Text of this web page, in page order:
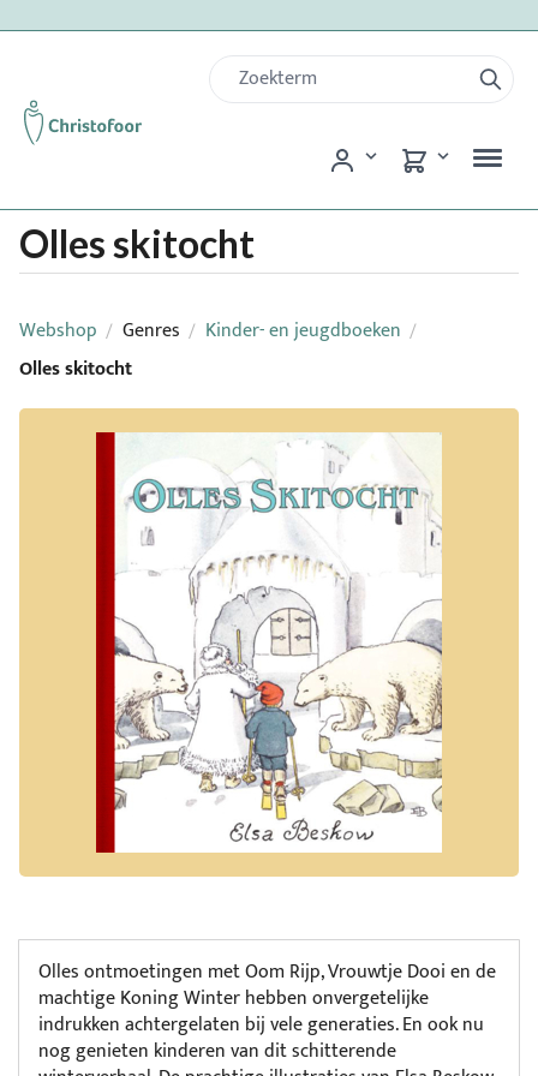
Olles skitocht
Webshop / Genres / Kinder- en jeugdboeken /
Olles skitocht
Olles ontmoetingen met Oom Rijp, Vrouwtje Dooi en de
machtige Koning Winter hebben onvergetelijke
indrukken achtergelaten bij vele generaties. En ook nu
nog genieten kinderen van dit schitterende